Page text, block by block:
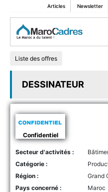
Articles Newsletter
Liste des offres
DESSINATEUR
Confidentiel
Secteur d'activités :
Catégorie :
Région :
Grand
Pays concerné :
Maroc